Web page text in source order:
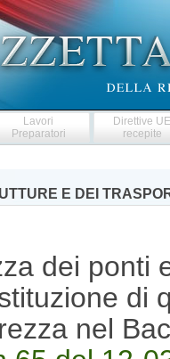
Lavori
Preparatori
Direttive
recepite
E DEI
dei ponti
di
nel